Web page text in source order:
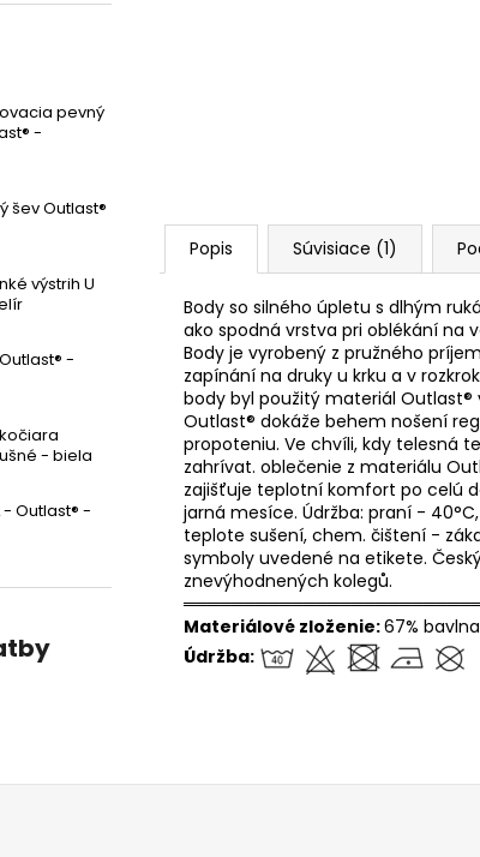
pevný
-
šev Outlast®
výstrih U
-
- biela
- Outlast® -
Popis Súvisiace (1)
Body so silného úpletu s dlhým
ako spodná vrstva pri oblékání na
Body je vyrobený z pružného
zapínání na druky u krku a v
body byl použitý materiál Outlast®
Outlast® dokáže behem nošení
propoteniu. Ve chvíli, kdy telesná
zahrívat. oblečenie z materiálu
zajišťuje teplotní komfort po celú
jarná mesíce. Údržba: praní -
teplote sušení, chem. čištení -
symboly uvedené na etikete.
znevýhodnených kolegů.
Materiálové zloženie:67%
Údržba: